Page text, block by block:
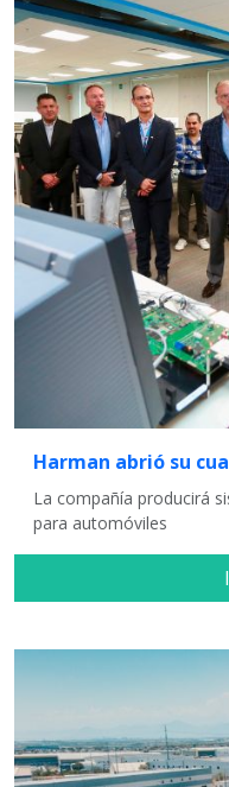
Harman abrió su
La compañía producirá
para automóviles